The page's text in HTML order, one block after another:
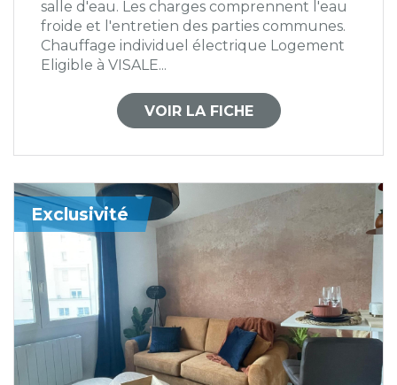
salle d'eau. Les charges comprennent l'eau
froide et l'entretien des parties communes.
Chauffage individuel électrique Logement
Eligible à VISALE...
VOIR LA FICHE
Exclusivité